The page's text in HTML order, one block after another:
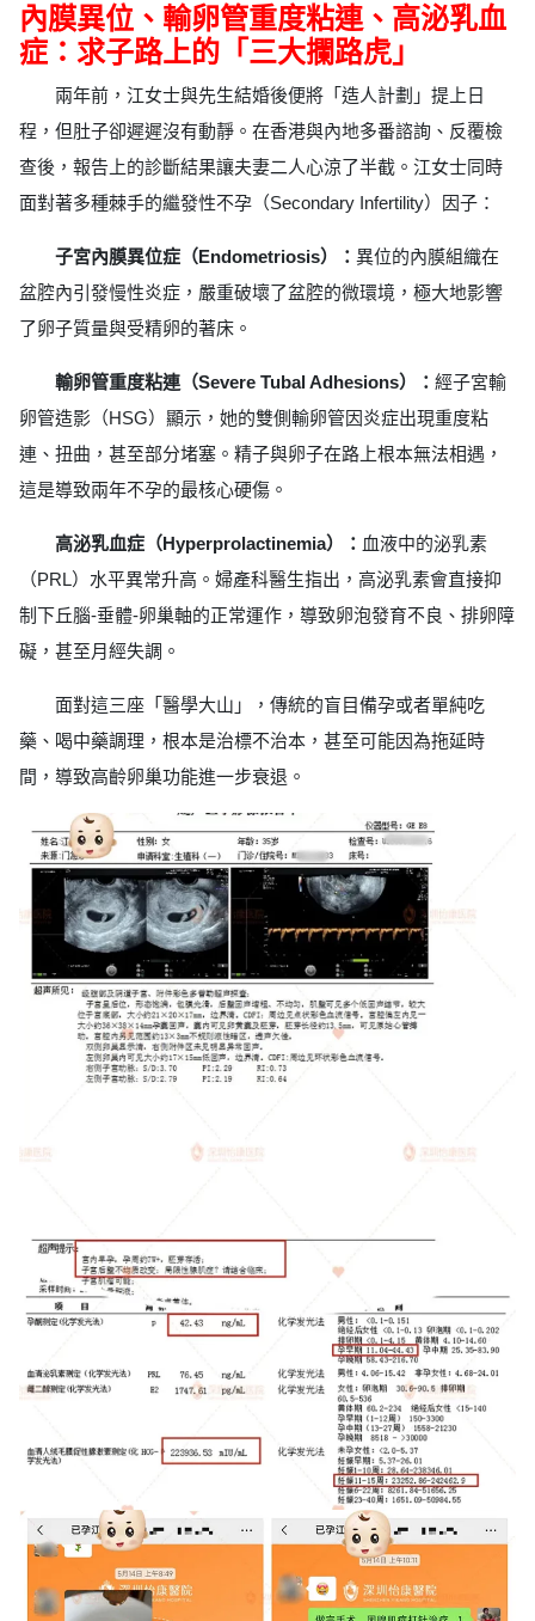
內膜異位、輸卵管重度粘連、高泌乳血
症：求子路上的「三大攔路虎」
兩年前，江女士與先生結婚後便將「造人計劃」提上日
程，但肚子卻遲遲沒有動靜。在香港與內地多番諮詢、反覆檢
查後，報告上的診斷結果讓夫妻二人心涼了半截。江女士同時
面對著多種棘手的繼發性不孕（Secondary Infertility）因子：
子宮內膜異位症（Endometriosis）： 異位的內膜組織在
盆腔內引發慢性炎症，嚴重破壞了盆腔的微環境，極大地影響
了卵子質量與受精卵的著床。
輸卵管重度粘連（Severe Tubal Adhesions）： 經子宮輸
卵管造影（HSG）顯示，她的雙側輸卵管因炎症出現重度粘
連、扭曲，甚至部分堵塞。精子與卵子在路上根本無法相遇，
這是導致兩年不孕的最核心硬傷。
高泌乳血症（Hyperprolactinemia）： 血液中的泌乳素
（PRL）水平異常升高。婦產科醫生指出，高泌乳素會直接抑
制下丘腦-垂體-卵巢軸的正常運作，導致卵泡發育不良、排卵障
礙，甚至月經失調。
面對這三座「醫學大山」，傳統的盲目備孕或者單純吃
藥、喝中藥調理，根本是治標不治本，甚至可能因為拖延時
間，導致高齡卵巢功能進一步衰退。